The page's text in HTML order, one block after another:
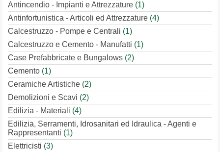
Antincendio - Impianti e Attrezzature (1)
Antinfortunistica - Articoli ed Attrezzature (4)
Calcestruzzo - Pompe e Centrali (1)
Calcestruzzo e Cemento - Manufatti (1)
Case Prefabbricate e Bungalows (2)
Cemento (1)
Ceramiche Artistiche (2)
Demolizioni e Scavi (2)
Edilizia - Materiali (4)
Edilizia, Serramenti, Idrosanitari ed Idraulica - Agenti e
Rappresentanti (1)
Elettricisti (3)